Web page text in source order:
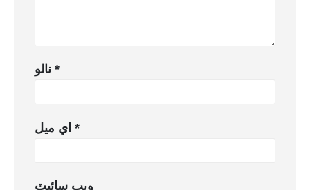
*
*
ويب سائيٽ